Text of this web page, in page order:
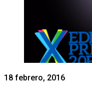
18 febrero, 2016